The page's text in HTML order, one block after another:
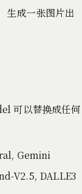
生成一张图片出
可以替换成任何
Gemini
V2.5, DALLE3